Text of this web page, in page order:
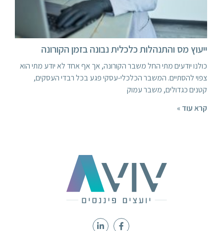
ייעוץ מס והתנהלות כלכלית נבונה בזמן הקורונה
כולנו יודעים מתי החל משבר הקורונה, אך אף אחד לא יודע מתי הוא
צפוי להסתיים. המשבר הכלכלי-עסקי פגע בכל רבדי העסקים,
קטנים כגדולים, משבר עמוק
קרא עוד »